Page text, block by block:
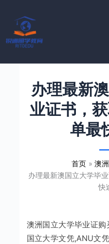
容
办理最新
业证书，
单最
首页
澳
办理最新澳国立大学毕
快
澳洲国立大学毕业证
国立大学文凭,ANU文